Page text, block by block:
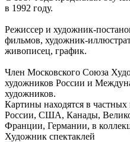
в 1992 году.
Режиссер и художник-
фильмов, художник-
живописец, график.
Член Московского Союза
художников России и
художников.
Картины находятся в
России, США, Канады,
Франции, Германии, в
Художник спектаклей